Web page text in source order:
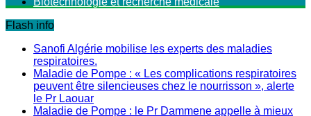
Flash info
Sanofi Algérie mobilise les experts des maladies
respiratoires.
Maladie de Pompe : « Les complications respiratoires
peuvent être silencieuses chez le nourrisson », alerte
le Pr Laouar
Maladie de Pompe : le Pr Dammene appelle à mieux